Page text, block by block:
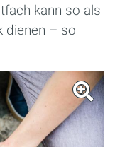
kann so als
dienen – so